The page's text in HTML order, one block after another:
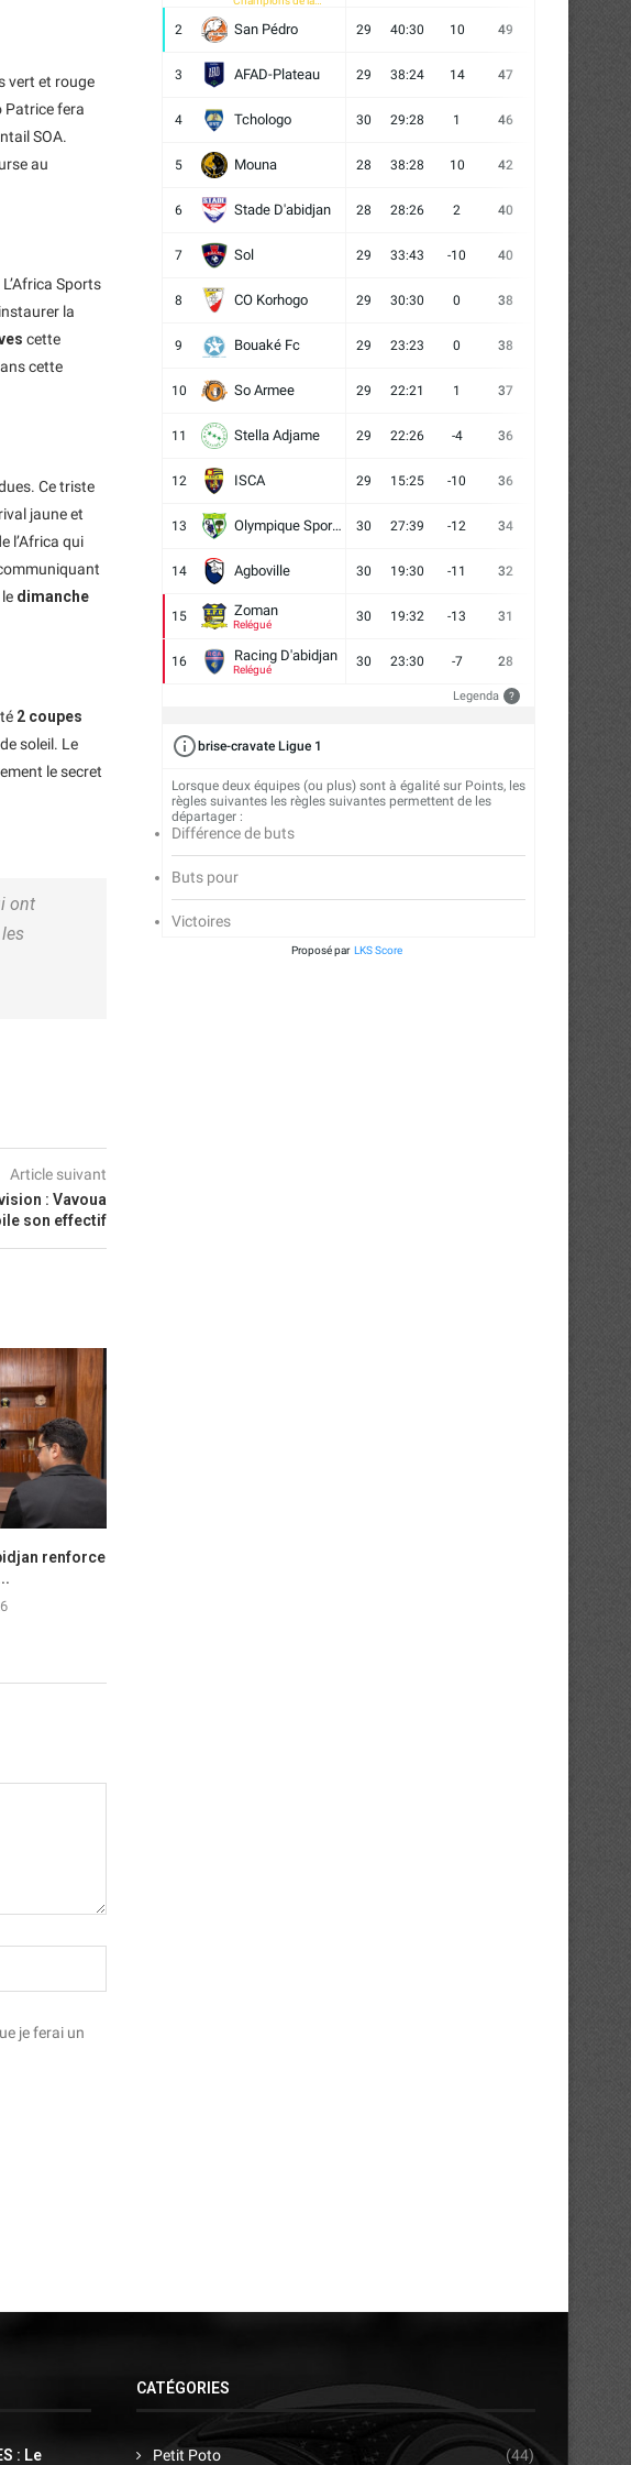
vert et rouge
Patrice fera
SOA.
au
Sports
la
cette
cette
Ce triste
jaune et
l’Africa qui
dimanche
2 coupes
soleil. Le
le secret
ont
Article suivant
: Vavoua
son effectif
renforce
je ferai un
2 San Pédro 29 40:30 10 49
3 AFAD-Plateau 29 38:24 14 47
4 Tchologo 30 29:28 1 46
5 Mouna 28 38:28 10 42
6 Stade D'abidjan 28 28:26 2 40
7 Sol 29 33:43 -10 40
8 CO Korhogo 29 30:30 0 38
9 Bouaké Fc 29 23:23 0 38
10 So Armee 29 22:21 1 37
11 Stella Adjame 29 22:26 -4 36
12 ISCA 29 15:25 -10 36
13 Olympique Sport d'Abobo FC 30 27:39 -12 34
14 Agboville 30 19:30 -11 32
15 Zoman
Relégué
30 19:32 -13 31
16 Racing D'abidjan
Relégué
30 23:30 -7 28
Legenda ?
brise-cravate Ligue 1
Lorsque deux équipes (ou plus) sont à égalité sur Points, les
règles suivantes les règles suivantes permettent de les
départager :
Différence de buts
Buts pour
Victoires
Proposé par LKS Score
: Le
CATÉGORIES
Petit Poto (44)